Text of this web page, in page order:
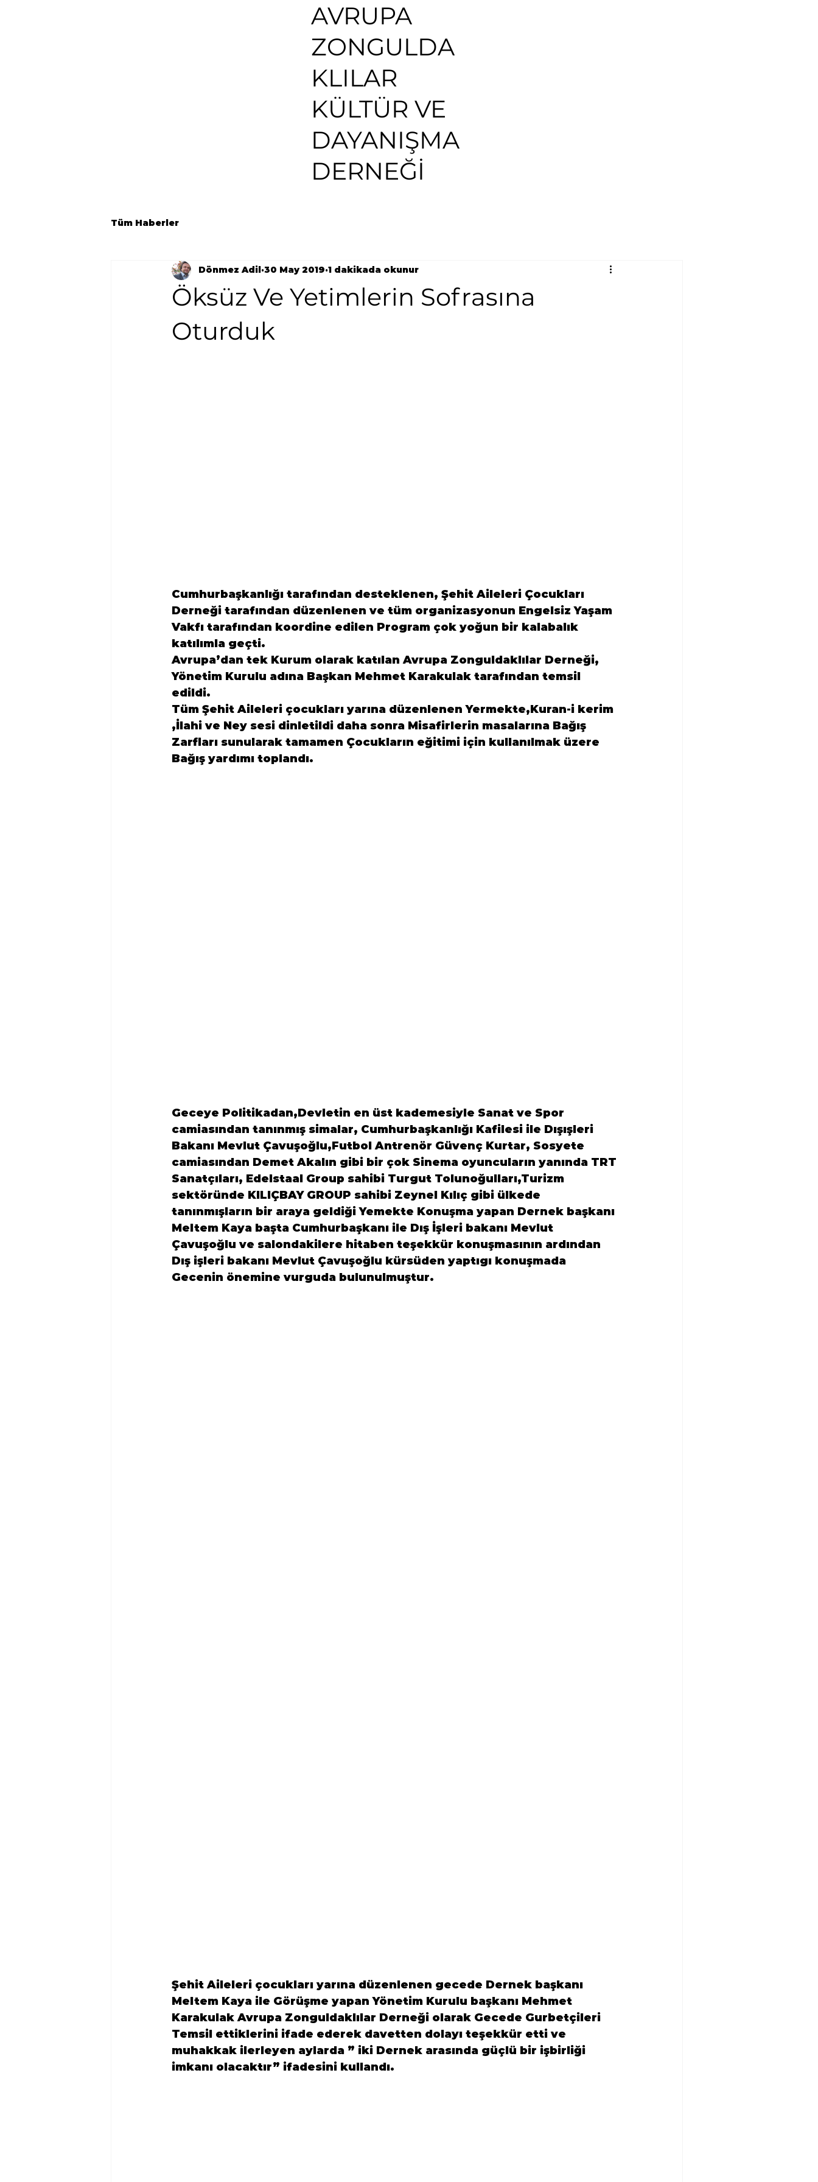
AVRUPA
ZONGULDA
KLILAR
KÜLTÜR VE
DAYANIŞMA
DERNEĞİ
Tüm Haberler
Öksüz Ve Yetimlerin Sofrasına
Oturduk
Dönmez Adil 30 May 2019 1 dakikada okunur
Cumhurbaşkanlığı tarafından desteklenen, Şehit Aileleri Çocukları
Derneği tarafından düzenlenen ve tüm organizasyonun Engelsiz Yaşam
Vakfı tarafından koordine edilen Program çok yoğun bir kalabalık
katılımla geçti.
Avrupa’dan tek Kurum olarak katılan Avrupa Zonguldaklılar Derneği,
Yönetim Kurulu adına Başkan Mehmet Karakulak tarafından temsil
edildi.
Tüm Şehit Aileleri çocukları yarına düzenlenen Yermekte,Kuran-i kerim
,İlahi ve Ney sesi dinletildi daha sonra Misafirlerin masalarına Bağış
Zarfları sunularak tamamen Çocukların eğitimi için kullanılmak üzere
Bağış yardımı toplandı.
Geceye Politikadan,Devletin en üst kademesiyle Sanat ve Spor
camiasından tanınmış simalar, Cumhurbaşkanlığı Kafilesi ile Dışışleri
Bakanı Mevlut Çavuşoğlu,Futbol Antrenör Güvenç Kurtar, Sosyete
camiasından Demet Akalın gibi bir çok Sinema oyuncuların yanında TRT
Sanatçıları, Edelstaal Group sahibi Turgut Tolunoğulları,Turizm
sektöründe KILIÇBAY GROUP sahibi Zeynel Kılıç gibi ülkede
tanınmışların bir araya geldiği Yemekte Konuşma yapan Dernek başkanı
Meltem Kaya başta Cumhurbaşkanı ile Dış İşleri bakanı Mevlut
Çavuşoğlu ve salondakilere hitaben teşekkür konuşmasının ardından
Dış işleri bakanı Mevlut Çavuşoğlu kürsüden yaptıgı konuşmada
Gecenin önemine vurguda bulunulmuştur.
Şehit Aileleri çocukları yarına düzenlenen gecede Dernek başkanı
Meltem Kaya ile Görüşme yapan Yönetim Kurulu başkanı Mehmet
Karakulak Avrupa Zonguldaklılar Derneği olarak Gecede Gurbetçileri
Temsil ettiklerini ifade ederek davetten dolayı teşekkür etti ve
muhakkak ilerleyen aylarda ” iki Dernek arasında güçlü bir işbirliği
imkanı olacaktır” ifadesini kullandı.